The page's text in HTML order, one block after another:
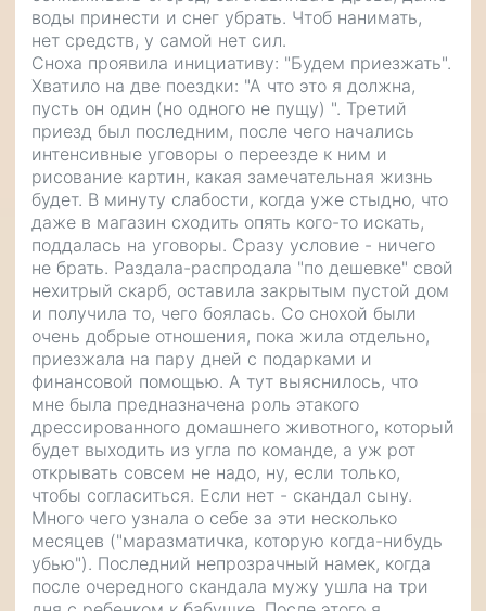
воды принести и снег убрать. Чтоб нанимать,
нет средств, у самой нет сил.
Сноха проявила инициативу: "Будем приезжать".
Хватило на две поездки: "А что это я должна,
пусть он один (но одного не пущу) ". Третий
приезд был последним, после чего начались
интенсивные уговоры о переезде к ним и
рисование картин, какая замечательная жизнь
будет. В минуту слабости, когда уже стыдно, что
даже в магазин сходить опять кого-то искать,
поддалась на уговоры. Сразу условие - ничего
не брать. Раздала-распродала "по дешевке" свой
нехитрый скарб, оставила закрытым пустой дом
и получила то, чего боялась. Со снохой были
очень добрые отношения, пока жила отдельно,
приезжала на пару дней с подарками и
финансовой помощью. А тут выяснилось, что
мне была предназначена роль этакого
дрессированного домашнего животного, который
будет выходить из угла по команде, а уж рот
открывать совсем не надо, ну, если только,
чтобы согласиться. Если нет - скандал сыну.
Много чего узнала о себе за эти несколько
месяцев ("маразматичка, которую когда-нибудь
убью"). Последний непрозрачный намек, когда
после очередного скандала мужу ушла на три